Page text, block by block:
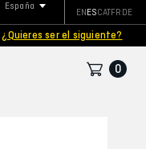
¿Quieres ser el siguiente?
España
ENESCATFR DE
0